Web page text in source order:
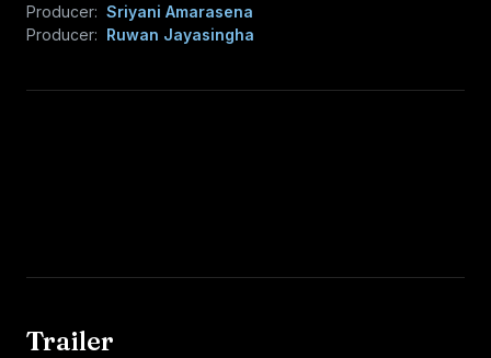
Producer: Sriyani Amarasena
Producer: Ruwan Jayasingha
Trailer